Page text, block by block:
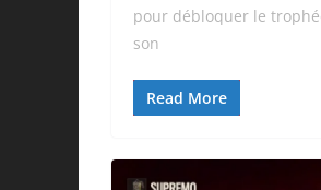
pour débloquer le
son
Read More